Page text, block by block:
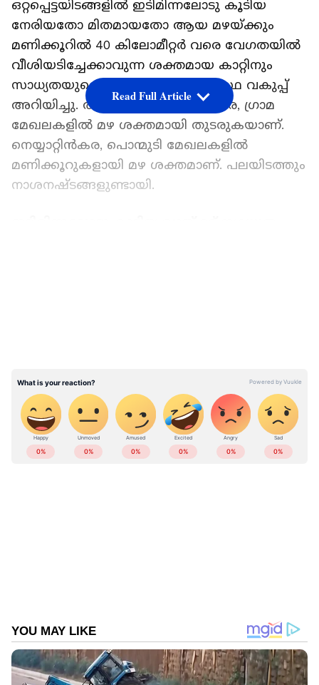
ഒറ്റപ്പെട്ടയിടങ്ങളിൽ ഇടിമിന്നലോടു കൂടിയ
നേരിയതോ മിതമായതോ ആയ മഴയ്ക്കും
മണിക്കൂറിൽ 40 കിലോമീറ്റർ വരെ വേഗതയിൽ
വീശിയടിച്ചേക്കാവുന്ന ശക്തമായ കാറ്റിനും
സാധ്യതയുണ്ടെന്ന് കേന്ദ്ര കാലാവസ്ഥ വകുപ്പ്
അറിയിച്ചു. തിരുവനന്തപുരത്ത് നഗര, ഗ്രാമ
മേഖലകളിൽ മഴ ശക്തമായി തുടരുകയാണ്.
നെയ്യാറ്റിൻകര, പൊന്മുടി മേഖലകളിൽ
മണിക്കൂറുകളായി മഴ ശക്തമാണ്. പലയിടത്തും
നാശനഷ്ടങ്ങളുണ്ടായി.
ഒക്ടോബർ 19 ന് ഇടിമിന്നലോടു കൂടിയ
മഴയ്ക്കും സാധ്യതയുണ്ടെന്ന് കേന്ദ്ര
കാലാവസ്ഥ വകുപ്പ് അറിയിച്ചു.
Read Full Article
ABOUT THE AUTHOR